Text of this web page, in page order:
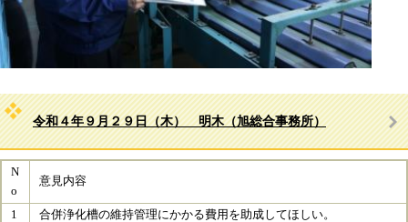
令和４年９月２９日（木） 明木（旭総合事務所）
N
o
意見内容
1
合併浄化槽の維持管理にかかる費用を助成してほしい​。